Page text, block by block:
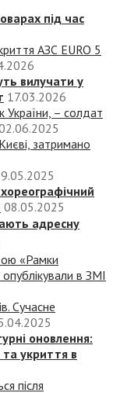
під час
АЗС EURO 5
вилучати у
17.03.2026
України, – солдат
затримано
08.05.2025
адресну
«‎Рамки
в ЗМІ
Сучасне
оновлення:
та укриття в
після